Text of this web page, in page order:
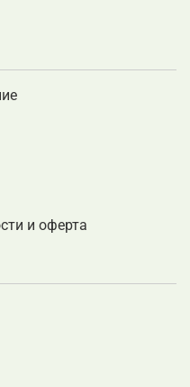
и оферта